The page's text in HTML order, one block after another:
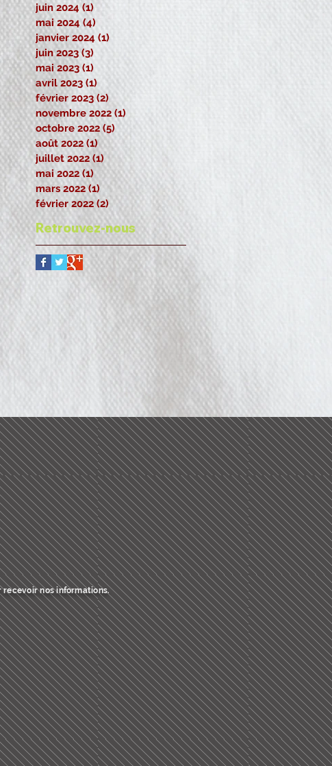
juin 2024 (1)1 post
mai 2024 (4)
janvier 2024 (1)
juin 2023 (3)
mai 2023 (1)
avril 2023 (1) 1 post
février 2023 (2)2 posts
novembre 2022 (1)
octobre 2022 (5)5 posts
août 2022 (1)1 post
juillet 2022 (1) 1 post
mai 2022 (1)1 post
mars 2022 (1) 1 post
février 2022 (2) 2 posts
Retrouvez-nous
recevoir nos informations.